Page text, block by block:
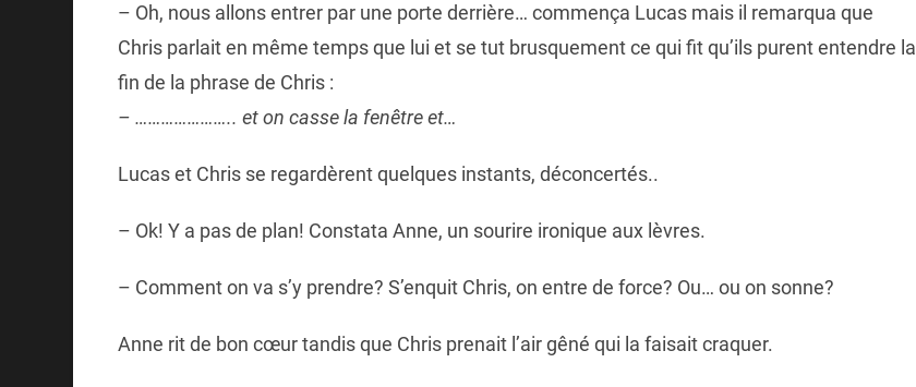
– Oh, nous allons entrer par une porte derrière… commença Lucas mais il remarqua que
Chris parlait en même temps que lui et se tut brusquement ce qui fit qu’ils purent entendre la
fin de la phrase de Chris :
– ………………….. et on casse la fenêtre et…
Lucas et Chris se regardèrent quelques instants, déconcertés..
– Ok! Y a pas de plan! Constata Anne, un sourire ironique aux lèvres.
– Comment on va s’y prendre? S’enquit Chris, on entre de force? Ou… ou on sonne?
Anne rit de bon cœur tandis que Chris prenait l’air gêné qui la faisait craquer.